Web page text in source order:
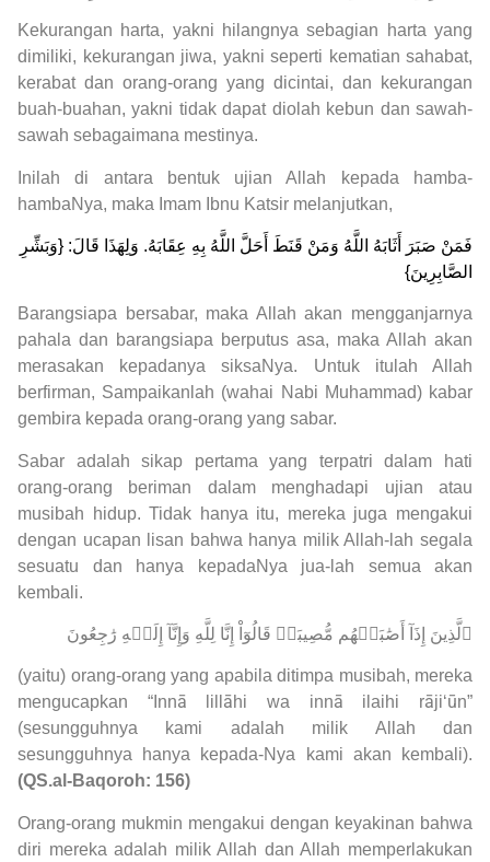
Kekurangan harta, yakni hilangnya sebagian harta yang
dimiliki, kekurangan jiwa, yakni seperti kematian sahabat,
kerabat dan orang-orang yang dicintai, dan kekurangan
buah-buahan, yakni tidak dapat diolah kebun dan sawah-
sawah sebagaimana mestinya.
Inilah di antara bentuk ujian Allah kepada hamba-
hambaNya, maka Imam Ibnu Katsir melanjutkan,
فَمَنْ صَبَرَ أَثَابَهُ اللَّهُ وَمَنْ قَنَطَ أَحَلَّ اللَّهُ بِهِ عِقَابَهُ. وَلِهَذَا قَالَ: {وَبَشِّرِ
الصَّابِرِينَ}
Barangsiapa bersabar, maka Allah akan mengganjarnya
pahala dan barangsiapa berputus asa, maka Allah akan
merasakan kepadanya siksaNya. Untuk itulah Allah
berfirman, Sampaikanlah (wahai Nabi Muhammad) kabar
gembira kepada orang-orang yang sabar.
Sabar adalah sikap pertama yang terpatri dalam hati
orang-orang beriman dalam menghadapi ujian atau
musibah hidup. Tidak hanya itu, mereka juga mengakui
dengan ucapan lisan bahwa hanya milik Allah-lah segala
sesuatu dan hanya kepadaNya jua-lah semua akan
kembali.
ٱلَّذِينَ إِذَآ أَصَٰبَتۡهُم مُّصِيبَةٞ قَالُوٓاْ إِنَّا لِلَّهِ وَإِنَّآ إِلَيۡهِ رَٰجِعُونَ
(yaitu) orang-orang yang apabila ditimpa musibah, mereka
mengucapkan “Innā lillāhi wa innā ilaihi rāji‘ūn”
(sesungguhnya kami adalah milik Allah dan
sesungguhnya hanya kepada-Nya kami akan kembali).
(QS.al-Baqoroh: 156)
Orang-orang mukmin mengakui dengan keyakinan bahwa
diri mereka adalah milik Allah dan Allah memperlakukan